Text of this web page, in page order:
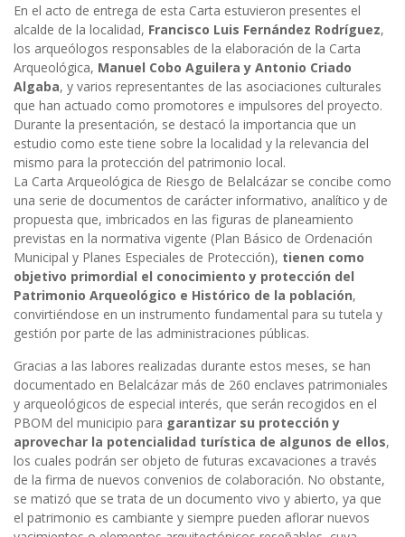
En el acto de entrega de esta Carta estuvieron presentes el
alcalde de la localidad, Francisco Luis Fernández Rodríguez,
los arqueólogos responsables de la elaboración de la Carta
Arqueológica, Manuel Cobo Aguilera y Antonio Criado
Algaba, y varios representantes de las asociaciones culturales
que han actuado como promotores e impulsores del proyecto.
Durante la presentación, se destacó la importancia que un
estudio como este tiene sobre la localidad y la relevancia del
mismo para la protección del patrimonio local.
La Carta Arqueológica de Riesgo de Belalcázar se concibe como
una serie de documentos de carácter informativo, analítico y de
propuesta que, imbricados en las figuras de planeamiento
previstas en la normativa vigente (Plan Básico de Ordenación
Municipal y Planes Especiales de Protección), tienen como
objetivo primordial el conocimiento y protección del
Patrimonio Arqueológico e Histórico de la población,
convirtiéndose en un instrumento fundamental para su tutela y
gestión por parte de las administraciones públicas.
Gracias a las labores realizadas durante estos meses, se han
documentado en Belalcázar más de 260 enclaves patrimoniales
y arqueológicos de especial interés, que serán recogidos en el
PBOM del municipio para garantizar su protección y
aprovechar la potencialidad turística de algunos de ellos,
los cuales podrán ser objeto de futuras excavaciones a través
de la firma de nuevos convenios de colaboración. No obstante,
se matizó que se trata de un documento vivo y abierto, ya que
el patrimonio es cambiante y siempre pueden aflorar nuevos